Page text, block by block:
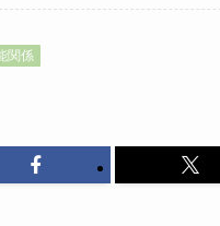
関係